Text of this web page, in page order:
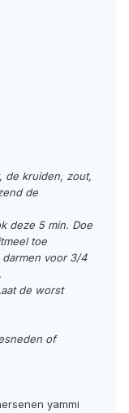
de kruiden, zout,
de
deze 5 min. Doe
toe
voor 3/4
de worst
of
yammi